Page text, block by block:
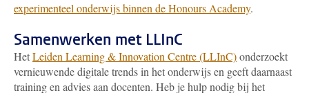
experimenteel onderwijs binnen de Honours Academy.
Samenwerken met LLInC
HetLeiden Learning & Innovation Centre (LLInC)onderzoekt
vernieuwende digitale trends in het onderwijs en geeft daarnaast
training en advies aan docenten. Heb je hulp nodig bij het